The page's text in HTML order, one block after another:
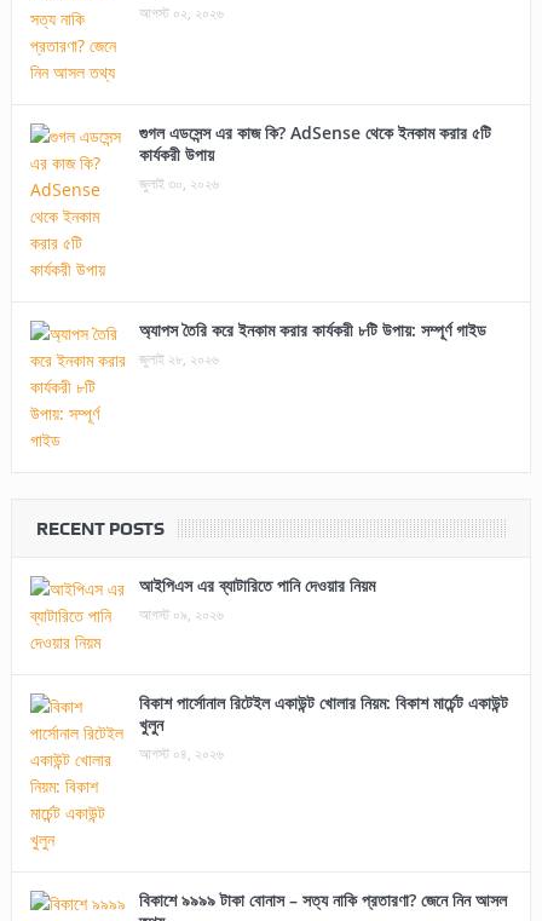
আগস্ট ০২, ২০২৬
গুগল এডসেন্স এর কাজ কি? AdSense থেকে ইনকাম করার ৫টি
কার্যকরী উপায়
জুলাই ৩০, ২০২৬
অ্যাপস তৈরি করে ইনকাম করার কার্যকরী ৮টি উপায়: সম্পূর্ণ গাইড
জুলাই ২৮, ২০২৬
RECENT POSTS
আইপিএস এর ব্যাটারিতে পানি দেওয়ার নিয়ম
আগস্ট ০৯, ২০২৬
বিকাশ পার্সোনাল রিটেইল একাউন্ট খোলার নিয়ম: বিকাশ মার্চেন্ট একাউন্ট
খুলুন
আগস্ট ০৪, ২০২৬
বিকাশে ৯৯৯৯ টাকা বোনাস – সত্য নাকি প্রতারণা? জেনে নিন আসল